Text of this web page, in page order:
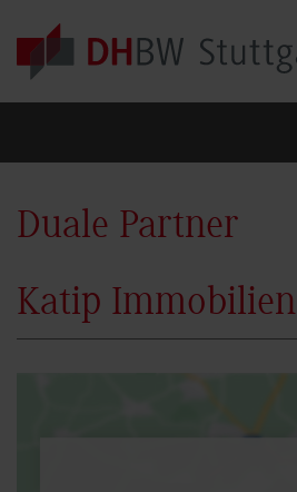
Skip to main content
Duale Partner
Katip